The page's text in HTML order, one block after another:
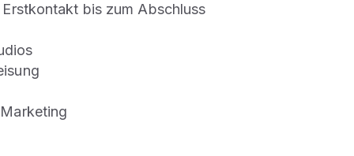
bis zum Abschluss